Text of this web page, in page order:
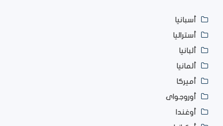
أسبانيا
أستراليا
ألبانيا
ألمانيا
أميركا
أوروجواى
أوغندا